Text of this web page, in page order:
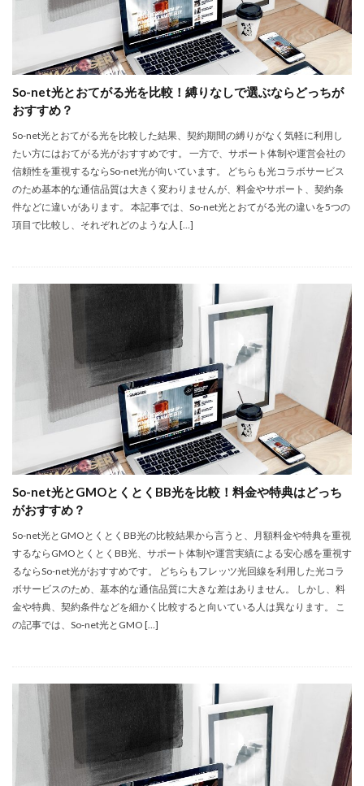
So-net光とおてがる光を比較！縛りなしで選ぶならどっちが
おすすめ？
So-net光とおてがる光を比較した結果、契約期間の縛りがなく気軽に利用し
たい方にはおてがる光がおすすめです。 一方で、サポート体制や運営会社の
信頼性を重視するならSo-net光が向いています。 どちらも光コラボサービス
のため基本的な通信品質は大きく変わりませんが、料金やサポート、契約条
件などに違いがあります。 本記事では、So-net光とおてがる光の違いを5つの
項目で比較し、それぞれどのような人 […]
So-net光とGMOとくとくBB光を比較！料金や特典はどっち
がおすすめ？
So-net光とGMOとくとくBB光の比較結果から言うと、月額料金や特典を重視
するならGMOとくとくBB光、サポート体制や運営実績による安心感を重視す
るならSo-net光がおすすめです。 どちらもフレッツ光回線を利用した光コラ
ボサービスのため、基本的な通信品質に大きな差はありません。 しかし、料
金や特典、契約条件などを細かく比較すると向いている人は異なります。 こ
の記事では、So-net光とGMO […]